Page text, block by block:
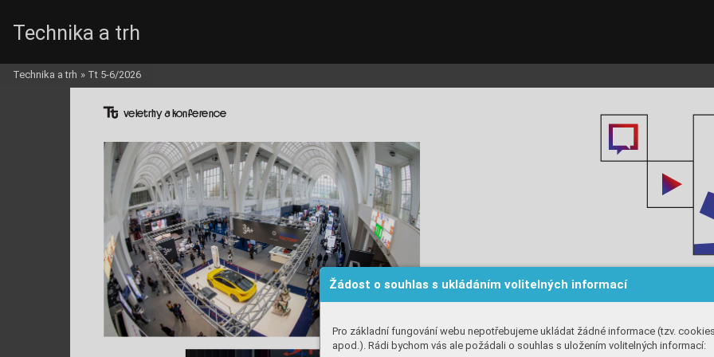
Žádost o souhlas s ukládáním volitelných informací
Pro základní fungování webu nepotřebujeme ukládat žádné informace (tzv.
apod.). Rádi bychom vás ale požádali o souhlas s uložením volitelných informací:
veh a kfee
Technika a trh
Technika a trh » Tt 5-6/2026